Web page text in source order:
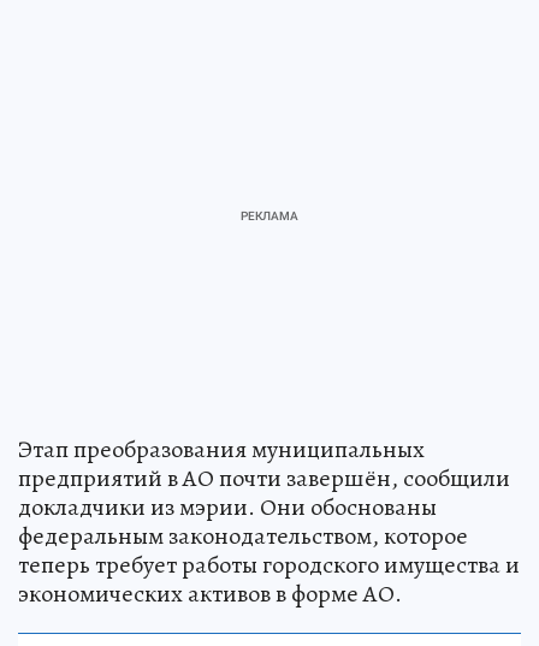
Этап преобразования муниципальных
предприятий в АО почти завершён, сообщили
докладчики из мэрии. Они обоснованы
федеральным законодательством, которое
теперь требует работы городского имущества и
экономических активов в форме АО.